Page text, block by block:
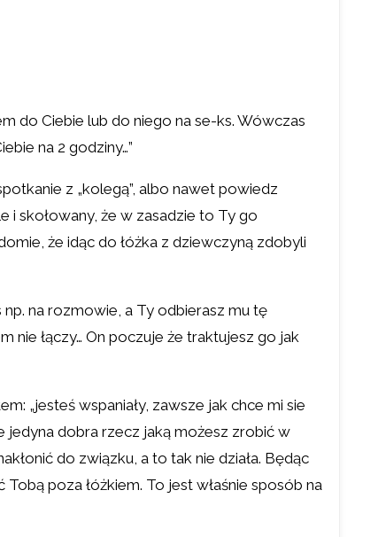
do Ciebie lub do niego na se-ks. Wówczas
na 2 godziny…”
z „kolegą”, albo nawet powiedz
i skołowany, że w zasadzie to Ty go
że idąc do łóżka z dziewczyną zdobyli
na rozmowie, a Ty odbierasz mu tę
nie łączy… On poczuje że traktujesz go jak
„jesteś wspaniały, zawsze jak chce mi sie
jedyna dobra rzecz jaką możesz zrobić w
do związku, a to tak nie działa. Będąc
poza łóżkiem. To jest właśnie sposób na